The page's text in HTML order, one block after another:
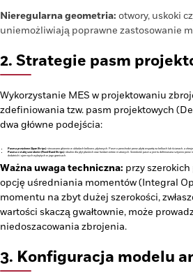
Nieregularna geometria: otwory, uskoki
uniemożliwiają poprawne zastosowanie
2. Strategie pasm
Wykorzystanie MES w projektowaniu
zdefiniowania tzw. pasm projektowych
dwa główne podejścia:
Pasma przęsłowe (Span Strips): stosowane głównie w układach belkowo-płytowych. Pasmo przechodzi przez płytę wspartą na belkach lub ścianach, a
Pasma o stałej szerokości (Fixed Band Strips): idealne dla płyt płaskich oraz fundamentów matowych. Szerokość pasma jest tu definiowana sztywno
dodatnich i ujemnych wykrytych w jego granicach.
Ważna uwaga techniczna: przy
opcję uśredniania momentów (Integral
momentu na zbyt dużej szerokości,
wartości skaczą gwałtownie, może
niedoszacowania zbrojenia.
3. Konfiguracja modelu